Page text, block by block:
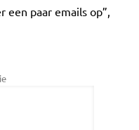
een paar emails op”,